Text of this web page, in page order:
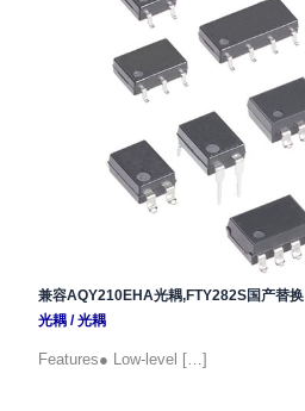
兼容AQY210EHA光耦,FTY282S国产替换
光耦/光耦
Features● Low-level […]